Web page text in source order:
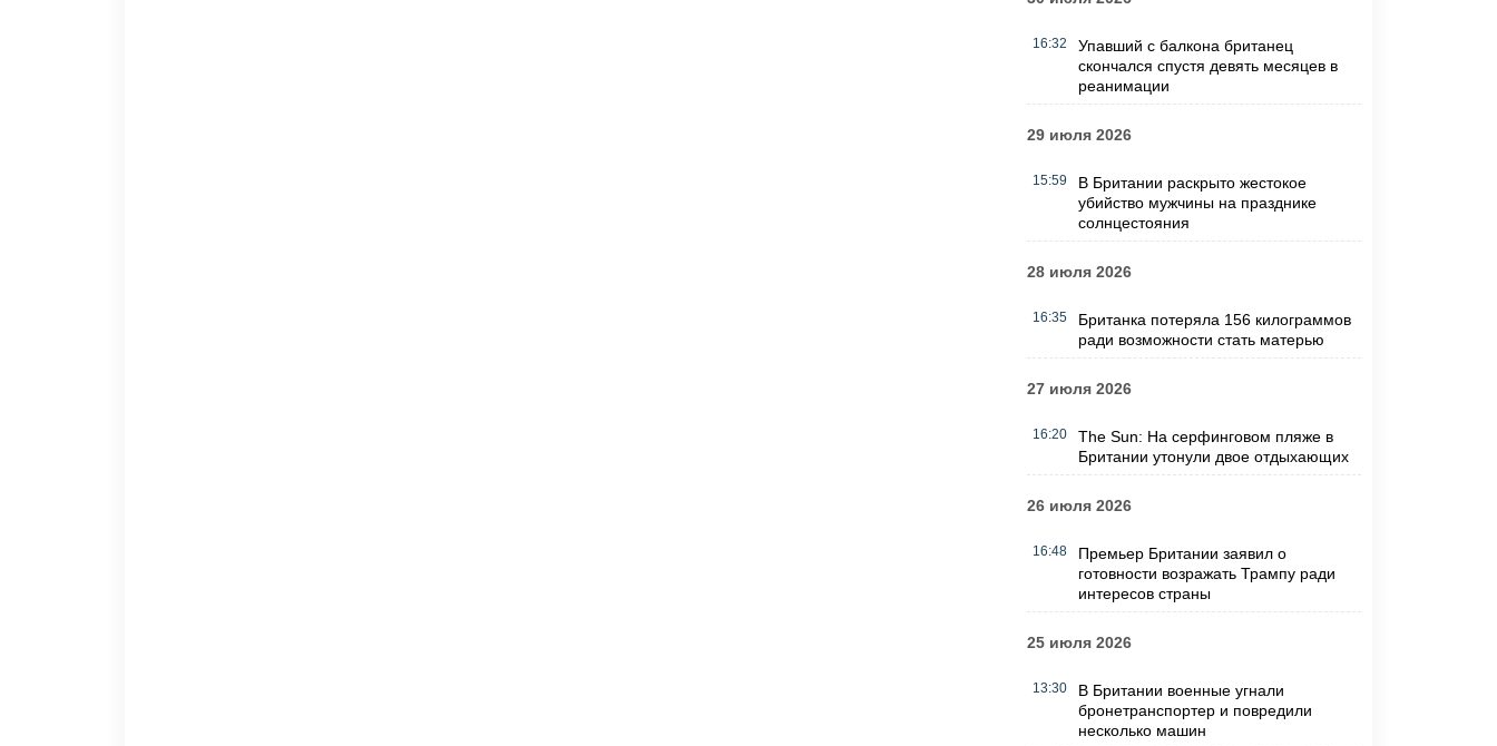
16:32
Упавший с балкона британец
скончался спустя девять месяцев в
реанимации
29 июля 2026
15:59
В Британии раскрыто жестокое
убийство мужчины на празднике
солнцестояния
28 июля 2026
16:35
Британка потеряла 156 килограммов
ради возможности стать матерью
27 июля 2026
16:20
The Sun: На серфинговом пляже в
Британии утонули двое отдыхающих
26 июля 2026
16:48
Премьер Британии заявил о
готовности возражать Трампу ради
интересов страны
25 июля 2026
13:30
В Британии военные угнали
бронетранспортер и повредили
несколько машин